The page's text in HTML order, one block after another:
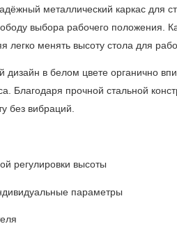
металлический каркас для
выбора рабочего положения.
легко менять высоту стола для
в белом цвете органично
Благодаря прочной стальной
без вибраций.
регулировки высоты
параметры